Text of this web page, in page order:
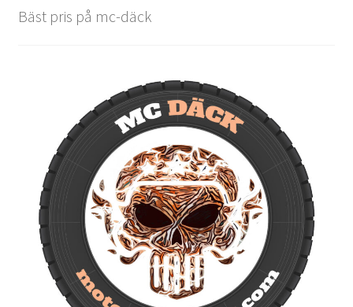
Bäst pris på mc-däck